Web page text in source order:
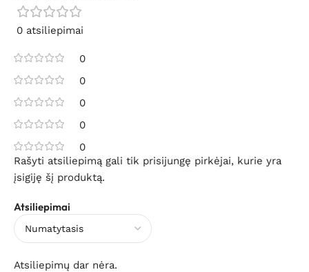
0 atsiliepimai
0
0
0
0
0
Atsiliepimai
Atsiliepimų dar nėra.
Rašyti atsiliepimą gali tik prisijungę pirkėjai, kurie yra
įsigiję šį produktą.